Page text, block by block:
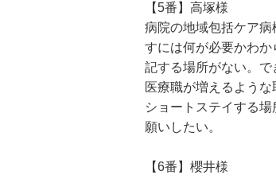
【5番】高塚様
病院の地域包括ケア
すには何が必要かわ
記する場所がない。
医療職が増えるよう
ショートステイする
願いしたい。
【6番】櫻井様